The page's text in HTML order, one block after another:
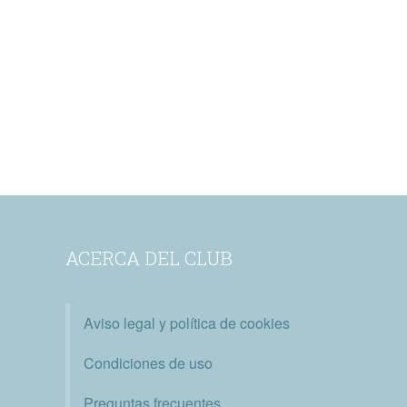
ACERCA DEL CLUB
Aviso legal y política de cookies
Condiciones de uso